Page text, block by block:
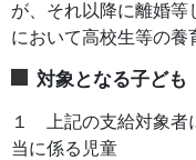
が、それ以降に離婚等
において高校生等の養
対象となる子ども
１ 上記の支給対象者
当に係る児童